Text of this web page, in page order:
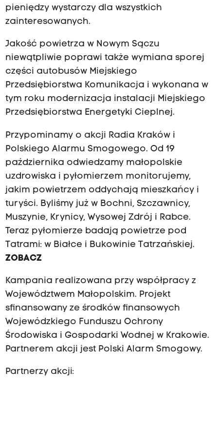
pieniędzy wystarczy dla wszystkich
zainteresowanych.
Jakość powietrza w Nowym Sączu
niewątpliwie poprawi także wymiana sporej
części autobusów Miejskiego
Przedsiębiorstwa Komunikacja i wykonana w
tym roku modernizacja instalacji Miejskiego
Przedsiębiorstwa Energetyki Cieplnej.
Przypominamy o akcji Radia Kraków i
Polskiego Alarmu Smogowego. Od 19
października odwiedzamy małopolskie
uzdrowiska i pyłomierzem monitorujemy,
jakim powietrzem oddychają mieszkańcy i
turyści. Byliśmy już w Bochni, Szczawnicy,
Muszynie, Krynicy, Wysowej Zdrój i Rabce.
Teraz pyłomierze badają powietrze pod
Tatrami: w Białce i Bukowinie Tatrzańskiej.
ZOBACZ
Kampania realizowana przy współpracy z
Województwem Małopolskim. Projekt
sfinansowany ze środków finansowych
Wojewódzkiego Funduszu Ochrony
Środowiska i Gospodarki Wodnej w Krakowie.
Partnerem akcji jest Polski Alarm Smogowy.
Partnerzy akcji: